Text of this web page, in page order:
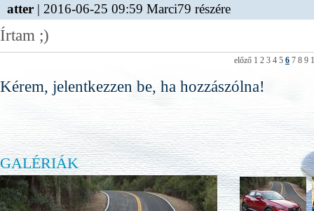
atter | 2016-06-25 09:59 Marci79 részére
Írtam ;)
előző 1 2 3 4 5 6 7 8 9
Kérem, jelentkezzen be, ha hozzászólna!
GALÉRIÁK